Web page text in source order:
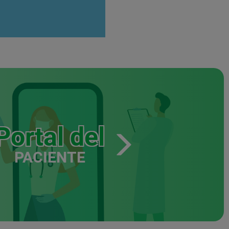
del
PACIENTE